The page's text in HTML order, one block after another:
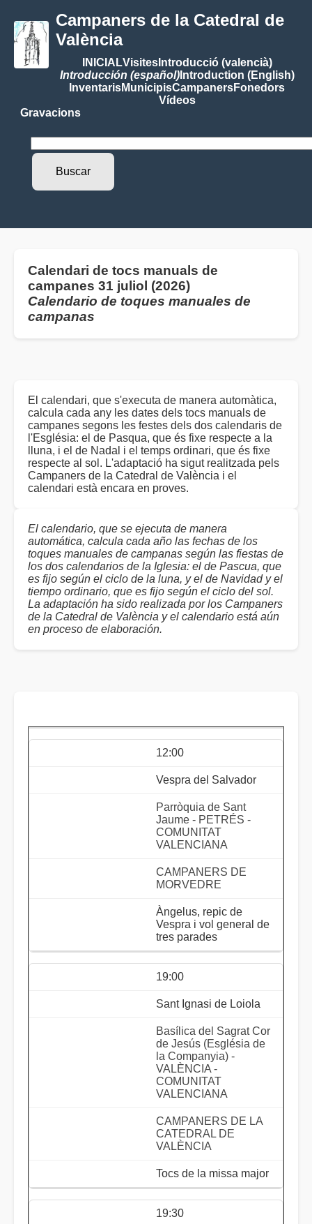
Campaners de la Catedral de
València
INICIALVisitesIntroducció (valencià)
Introducción (español)Introduction (English)
InventarisMunicipisCampanersFonedors
Vídeos
Gravacions
Calendari de tocs manuals de
campanes 31 juliol (2026)
Calendario de toques manuales de
campanas
El calendari, que s'executa de manera automàtica,
calcula cada any les dates dels tocs manuals de
campanes segons les festes dels dos calendaris de
l'Església: el de Pasqua, que és fixe respecte a la
lluna, i el de Nadal i el temps ordinari, que és fixe
respecte al sol. L'adaptació ha sigut realitzada pels
Campaners de la Catedral de València i el
calendari està encara en proves.
El calendario, que se ejecuta de manera
automática, calcula cada año las fechas de los
toques manuales de campanas según las fiestas de
los dos calendarios de la Iglesia: el de Pascua, que
es fijo según el ciclo de la luna, y el de Navidad y el
tiempo ordinario, que es fijo según el ciclo del sol.
La adaptación ha sido realizada por los Campaners
de la Catedral de València y el calendario está aún
en proceso de elaboración.
12:00
Vespra del Salvador
Parròquia de Sant
Jaume - PETRÉS -
COMUNITAT
VALENCIANA
CAMPANERS DE
MORVEDRE
Àngelus, repic de
Vespra i vol general de
tres parades
19:00
Sant Ignasi de Loiola
Basílica del Sagrat Cor
de Jesús (Església de
la Companyia) -
VALÈNCIA -
COMUNITAT
VALENCIANA
CAMPANERS DE LA
CATEDRAL DE
VALÈNCIA
Tocs de la missa major
19:30